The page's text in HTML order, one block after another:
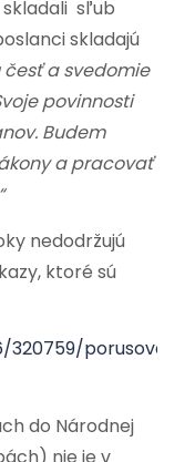
skladali sľub
skladajú
a svedomie
povinnosti
Budem
a pracovať
nedodržujú
ktoré sú
do Národnej
nie je v